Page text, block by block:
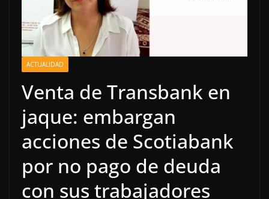
ACTUALIDAD
Venta de Transbank en
jaque: embargan
acciones de Scotiabank
por no pago de deuda
con sus trabajadores